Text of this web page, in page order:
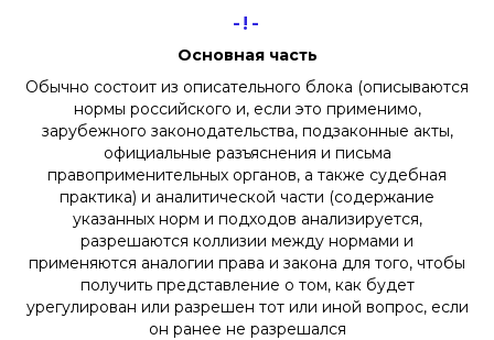
-!-
Основная часть
Обычно состоит из описательного блока (описываются
нормы российского и, если это применимо,
зарубежного законодательства, подзаконные акты,
официальные разъяснения и письма
правоприменительных органов, а также судебная
практика) и аналитической части (содержание
указанных норм и подходов анализируется,
разрешаются коллизии между нормами и
применяются аналогии права и закона для того, чтобы
получить представление о том, как будет
урегулирован или разрешен тот или иной вопрос, если
он ранее не разрешался